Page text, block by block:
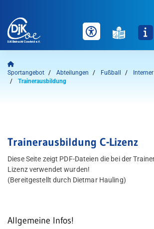
Sportangebot Abteilungen Fußball
Trainerausbildung
Trainerausbildung C-Lizenz
Diese Seite zeigt PDF-Dateien die bei der
Lizenz verwendet wurden!
(Bereitgestellt durch Dietmar Hauling)
Allgemeine Infos!
Unser Verein
Badminton
Welche Inhalte wollen Sie durchsuchen?
Sie können zwischen "Sportangebote"
die nachfolgenden Schaltflächen wählen.
Sportangebote finden Webseite durchsuchen